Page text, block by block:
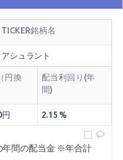
TICKER銘柄名
アシュラント
円換
配当利回り(年
間)
2.15 %
年間の配当金 ※年合計